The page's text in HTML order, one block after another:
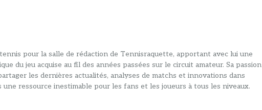
pour la salle de rédaction de Tennisraquette, apportant avec lui une
du jeu acquise au fil des années passées sur le circuit amateur. Sa passion
les dernières actualités, analyses de matchs et innovations dans
ressource inestimable pour les fans et les joueurs à tous les niveaux.